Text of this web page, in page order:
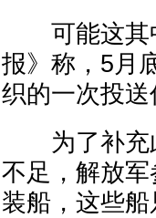
可能这其中
报》称，5月
织的一次投
为了补充此
不足，解放
装船，这些